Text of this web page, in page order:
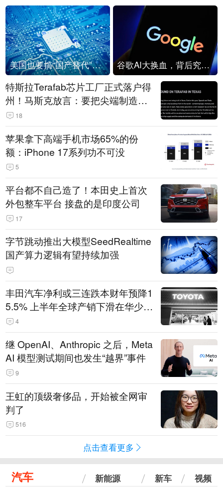
美国也要搞“国产替代”？先算清三笔账 谷歌AI大换血，背后究竟发生了什么？
特斯拉Terafab芯片工厂正式落户得
州！马斯克放言：要把尖端制造带
回美国
18
苹果拿下高端手机市场65%的份
额：iPhone 17系列功不可没
5
平台都不自己造了！本田史上首次
外包整车平台 接盘的是印度公司
17
字节跳动推出大模型SeedRealtime
国产算力逻辑有望持续加强
丰田汽车净利或三连跌本财年预降1
5.5% 上半年全球产销下滑在华少卖
14.3万辆
4
继 OpenAI、Anthropic 之后，Meta
AI 模型测试期间也发生“越界”事件
9
王虹的顶级奢侈品，开始被全网审
判了
516
点击查看更多
汽车 新能源 新车 视频